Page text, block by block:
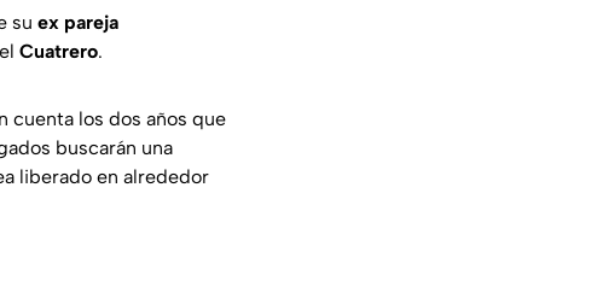
su ex pareja
Cuatrero.
cuenta los dos años que
buscarán una
liberado en alrededor